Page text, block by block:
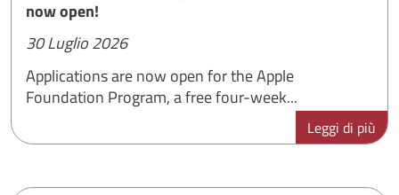
now open!
30 Luglio 2026
Applications are now open for the Apple
Foundation Program, a free four-week...
Leggi di più